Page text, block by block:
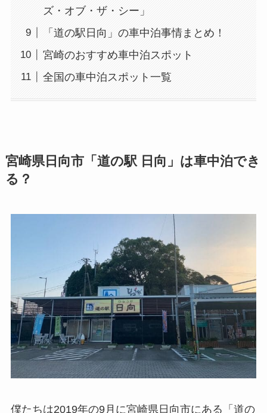
ズ・オブ・ザ・シー」
「道の駅日向」の車中泊事情まとめ！
宮崎のおすすめ車中泊スポット
全国の車中泊スポット一覧
宮崎県日向市「道の駅 日向」は車中泊でき
る？
僕たちは2019年の9月に宮崎県日向市にある「道の